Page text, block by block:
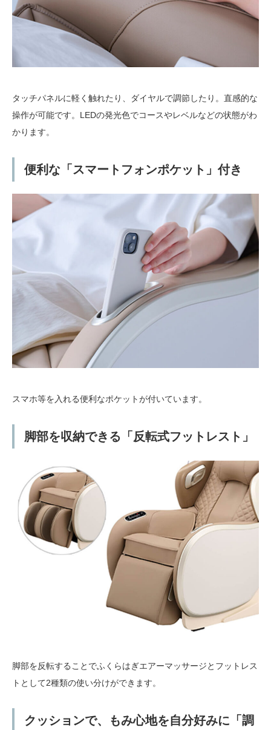
タッチパネルに軽く触れたり、ダイヤルで調節したり。直感的な
操作が可能です。LEDの発光色でコースやレベルなどの状態がわ
かります。
便利な「スマートフォンポケット」付き
スマホ等を入れる便利なポケットが付いています。
脚部を収納できる「反転式フットレスト」
脚部を反転することでふくらはぎエアーマッサージとフットレス
トとして2種類の使い分けができます。
クッションで、もみ心地を自分好みに「調